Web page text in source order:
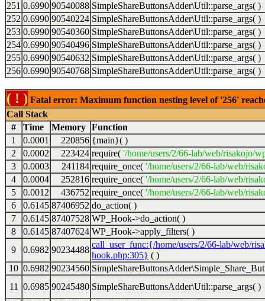
251 0.6990 90540088 SimpleShareButtonsAdder\Util::parse_args( )
252 0.6990 90540224 SimpleShareButtonsAdder\Util::parse_args( )
253 0.6990 90540360 SimpleShareButtonsAdder\Util::parse_args( )
254 0.6990 90540496 SimpleShareButtonsAdder\Util::parse_args( )
255 0.6990 90540632 SimpleShareButtonsAdder\Util::parse_args( )
256 0.6990 90540768 SimpleShareButtonsAdder\Util::parse_args( )
( ! ) Fatal error: Maximum function nesting level of '256'
Call Stack
#
Time Memory Function
1
0.0001 220856 {main}( )
2
0.0002 223424 require( '/home/users/2/66-lab/web/risakojo/
3
0.0003 241184 require_once( '/home/users/2/66-lab/web/
4
0.0004 252816 require_once( '/home/users/2/66-lab/web/
5
0.0012 436752 require_once( '/home/users/2/66-lab/web/
6
0.6145 87406952 do_action( )
7
0.6145 87407528 WP_Hook->do_action( )
8
0.6145 87407624 WP_Hook->apply_filters( )
9
0.6982 90234488
call_user_func:{/home/users/2/66-lab/web/
hook.php:305} ( )
10 0.6982 90234560
11
0.6985 90245480 SimpleShareButtonsAdder\Util::parse_args( )